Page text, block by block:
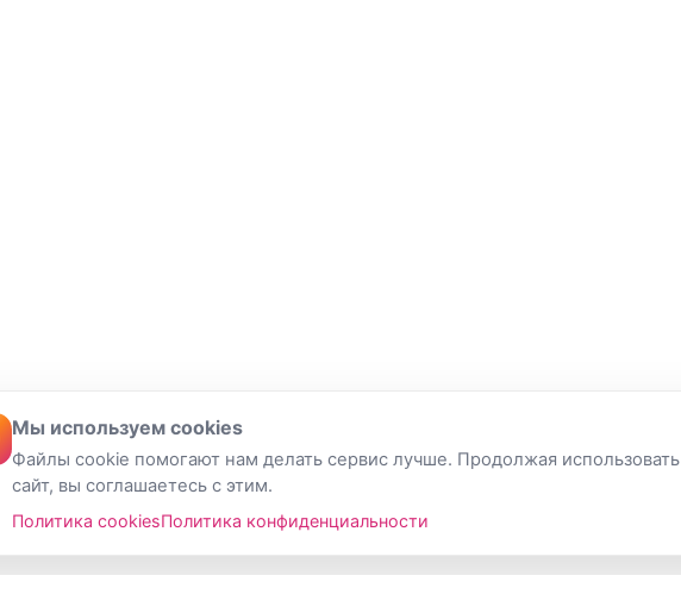
Мы используем cookies
Файлы cookie помогают нам делать сервис лучше. Продолжая использовать
сайт, вы соглашаетесь с этим.
Политика cookiesПолитика конфиденциальности